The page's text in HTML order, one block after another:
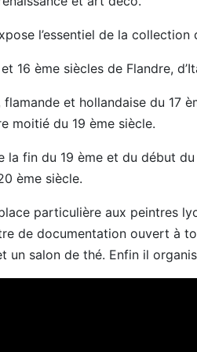
l’essentiel de la collection
16 ème siècles de Flandre,
et hollandaise du 17
moitié du 19 ème siècle.
la fin du 19 ème et du début
ème siècle.
particulière aux peintres
de documentation ouvert à
un salon de thé. Enfin il